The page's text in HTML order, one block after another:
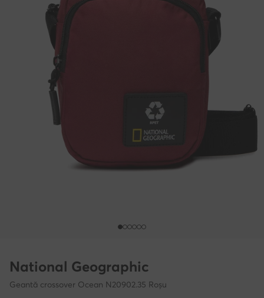
National Geographic
Geantă crossover Ocean N20902.35 Roșu